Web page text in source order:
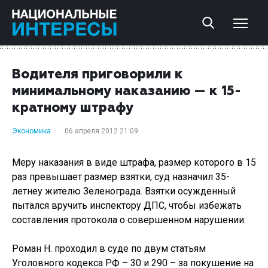
Водителя приговорили к
минимальному наказанию — к 15-
кратному штрафу
Экономика 06 апреля 2012 21:09
Меру наказания в виде штрафа, размер которого в 15
раз превышает размер взятки, суд назначил 35-
летнеу жителю Зеленограда. Взятки осужденный
пытался вручить инспектору ДПС, чтобы избежать
составления протокола о совершенном нарушении.
Роман Н. проходил в суде по двум статьям
Уголовного кодекса РФ – 30 и 290 – за покушение на